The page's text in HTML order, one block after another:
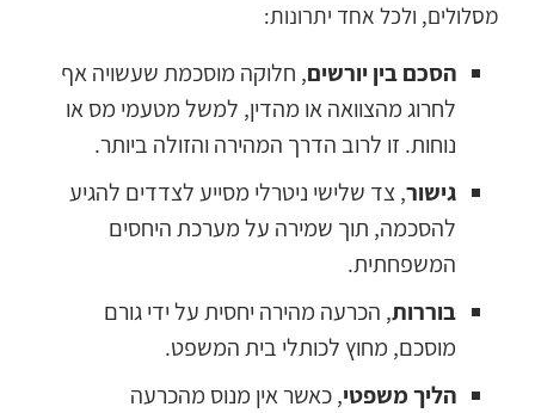
מסלולים, ולכל אחד יתרונות:
הסכם בין יורשים, חלוקה מוסכמת שעשויה אף
לחרוג מהצוואה או מהדין, למשל מטעמי מס או
נוחות. זו לרוב הדרך המהירה והזולה ביותר.
גישור, צד שלישי ניטרלי מסייע לצדדים להגיע
להסכמה, תוך שמירה על מערכת היחסים
המשפחתית.
בוררות, הכרעה מהירה יחסית על ידי גורם
מוסכם, מחוץ לכותלי בית המשפט.
הליך משפטי, כאשר אין מנוס מהכרעה